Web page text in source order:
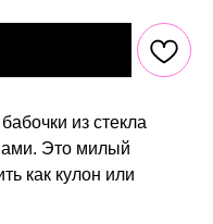
из стекла
Это милый
как кулон или